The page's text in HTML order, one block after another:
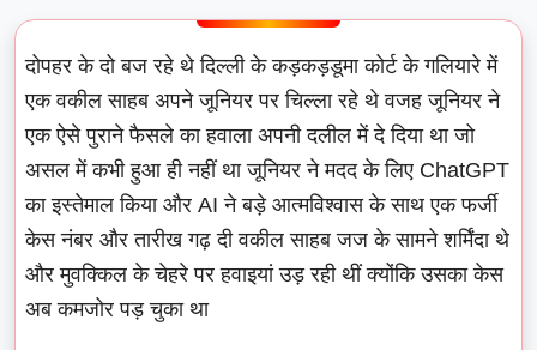
दोपहर के दो बज रहे थे दिल्ली के कड़कड़डूमा कोर्ट के गलियारे में
एक वकील साहब अपने जूनियर पर चिल्ला रहे थे वजह जूनियर ने
एक ऐसे पुराने फैसले का हवाला अपनी दलील में दे दिया था जो
असल में कभी हुआ ही नहीं था जूनियर ने मदद के लिए ChatGPT
का इस्तेमाल किया और AI ने बड़े आत्मविश्वास के साथ एक फर्जी
केस नंबर और तारीख गढ़ दी वकील साहब जज के सामने शर्मिंदा थे
और मुवक्किल के चेहरे पर हवाइयां उड़ रही थीं क्योंकि उसका केस
अब कमजोर पड़ चुका था